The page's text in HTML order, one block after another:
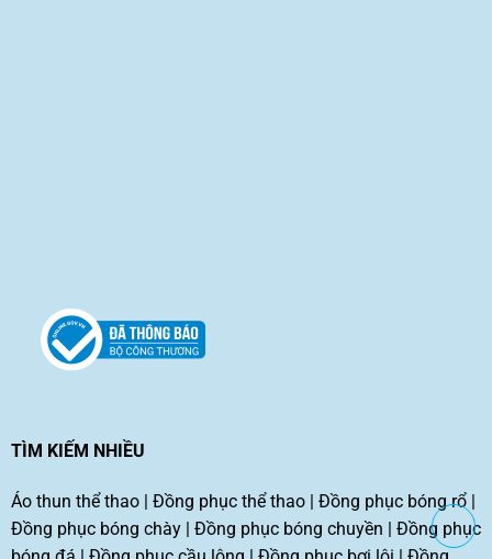
TÌM KIẾM NHIỀU
Áo thun thể thao| Đồng phục thể thao| Đồng phục bóng rổ|
Đồng phục bóng chày| Đồng phục bóng chuyền | Đồng phục